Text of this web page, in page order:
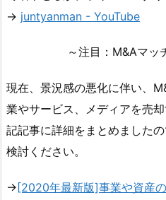
→ juntyanman - YouTube
～注目：M&Aマッ
現在、景況感の悪化に伴い、
業やサービス、メディアを売
記記事に詳細をまとめました
検討ください。
→[2020年最新版]事業や資産